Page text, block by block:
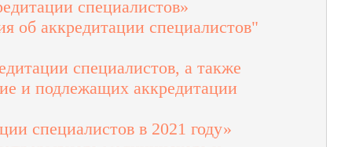
специалистов»
об аккредитации специалистов"
специалистов, а также
и подлежащих аккредитации
специалистов в 2021 году»